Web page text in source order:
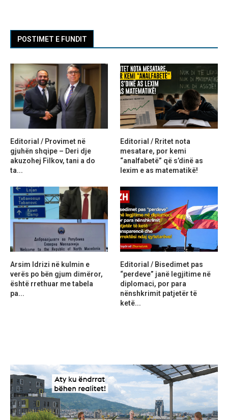
POSTIMET E FUNDIT
Editorial / Provimet në
gjuhën shqipe – Deri dje
akuzohej Filkov, tani a do
ta...
Editorial / Rritet nota
mesatare, por kemi
“analfabetë” që s’dinë as
lexim e as matematikë!
Arsim Idrizi në kulmin e
verës po bën gjum dimëror,
është rrethuar me tabela
pa...
Editorial / Bisedimet pas
“perdeve” janë legjitime në
diplomaci, por para
nënshkrimit patjetër të
ketë...